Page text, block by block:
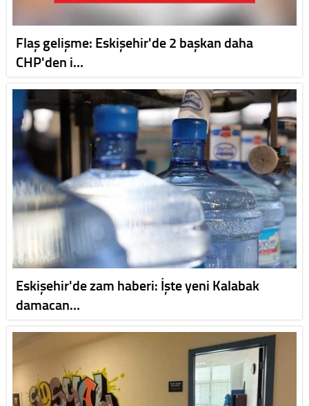
Flaş gelişme: Eskişehir'de 2 başkan daha
CHP'den i…
Eskişehir'de zam haberi: İşte yeni Kalabak
damacan…